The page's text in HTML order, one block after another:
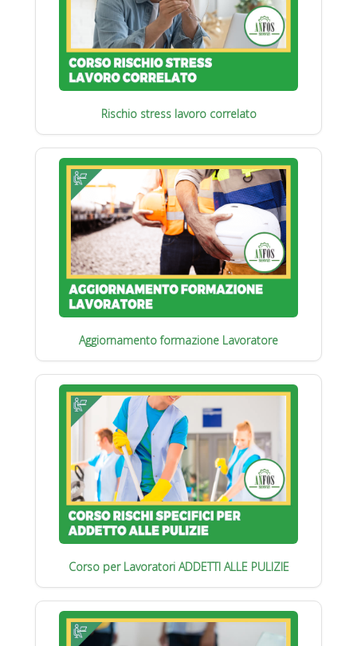
Rischio stress lavoro correlato
Aggiornamento formazione Lavoratore
Corso per Lavoratori ADDETTI ALLE PULIZIE